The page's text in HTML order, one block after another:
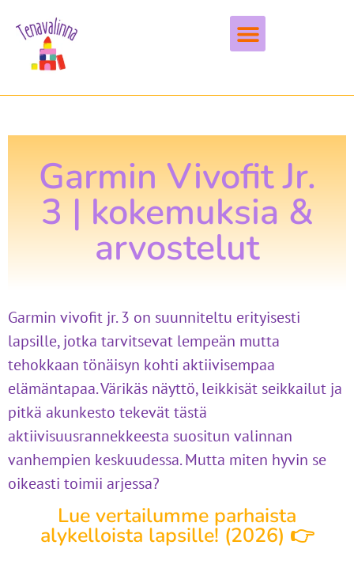
Garmin Vivofit Jr.
3 | kokemuksia &
arvostelut
Garmin vivofit jr. 3 on suunniteltu erityisesti
lapsille, jotka tarvitsevat lempeän mutta
tehokkaan tönäisyn kohti aktiivisempaa
elämäntapaa. Värikäs näyttö, leikkisät seikkailut ja
pitkä akunkesto tekevät tästä
aktiivisuusrannekkeesta suositun valinnan
vanhempien keskuudessa. Mutta miten hyvin se
oikeasti toimii arjessa?
Lue vertailumme parhaista
alykelloista lapsille! (2026) 👉